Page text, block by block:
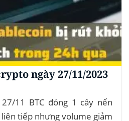
ngày 27/11/2023
11 BTC đóng 1 cây nến
tiếp nhưng volume giảm